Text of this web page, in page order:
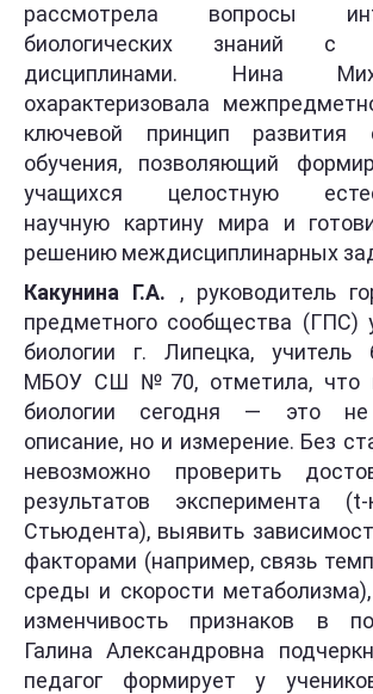
рассмотрела вопросы
биологических знаний с
дисциплинами. Нина
охарактеризовала
ключевой принцип развития
обучения, позволяющий
учащихся целостную
научную картину мира и
решению междисциплинарных
Какунина Г.А. , руководитель
предметного сообщества (ГПС)
биологии г. Липецка, учитель
МБОУ СШ №70, отметила, что
биологии сегодня — это не
описание, но и измерение. Без
невозможно проверить
результатов эксперимента (t-
Стьюдента), выявить
факторами (например, связь
среды и скорости
изменчивость признаков в
Галина Александровна
педагог формирует у